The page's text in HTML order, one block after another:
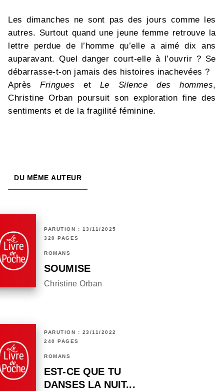
Les dimanches ne sont pas des jours comme les
autres. Surtout quand une jeune femme retrouve la
lettre perdue de l’homme qu’elle a aimé dix ans
auparavant. Quel danger court-elle à l’ouvrir ? Se
débarrasse-t-on jamais des histoires inachevées ?
AprèsFringues et Le Silence des hommes,
Christine Orban poursuit son exploration fine des
sentiments et de la fragilité féminine.
DU MÊME AUTEUR
PARUTION : 13/11/2025
320 PAGES
ROMANS
SOUMISE
Christine Orban
PARUTION : 23/11/2022
240 PAGES
ROMANS
EST-CE QUE TU
DANSES LA NUIT...